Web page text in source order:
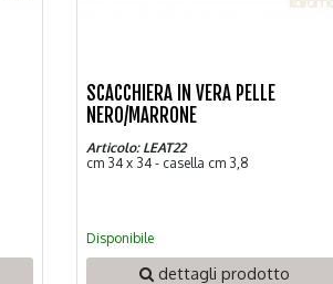
SCACCHIERA IN VERA PELLE
NERO/MARRONE
Articolo: LEAT22
cm 34 x 34 - casella cm 3,8
Disponibile
dettagli prodotto